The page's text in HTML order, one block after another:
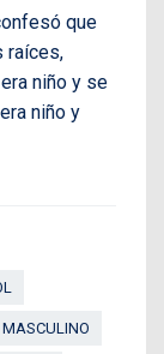
que
raíces,
niño y se
niño y